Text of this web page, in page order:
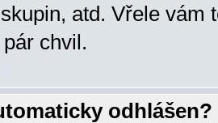
atd. Vřele vám
chvil.
odhlášen?